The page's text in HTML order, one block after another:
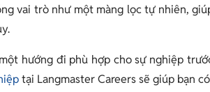
vai trò như một màng lọc tự nhiên,
hướng đi phù hợp cho sự nghiệp
tại Langmaster Careers sẽ giúp bạn